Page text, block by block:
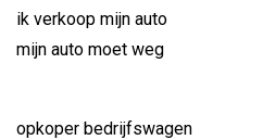
ik verkoop mijn auto
mijn auto moet weg
opkoper bedrijfswagen